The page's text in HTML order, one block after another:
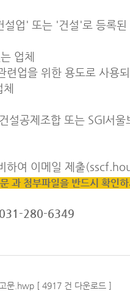
업' 또는 '건설'로 등록된
업체
업을 위한 용도로 사용
설공제조합 또는 SGI서
하여 이메일 제출
과 첨부파일을 반드시 확인하
031-280-6349
문.hwp [ 4917 건 다운로드 ]